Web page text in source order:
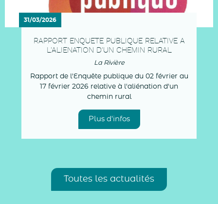
31/03/2026
RAPPORT ENQUETE PUBLIQUE RELATIVE A
L'ALIENATION D'UN CHEMIN RURAL
La Rivière
Rapport de l'Enquête publique du 02 février au
17 février 2026 relative à l'aliénation d'un
chemin rural
Plus d'infos
Toutes les actualités